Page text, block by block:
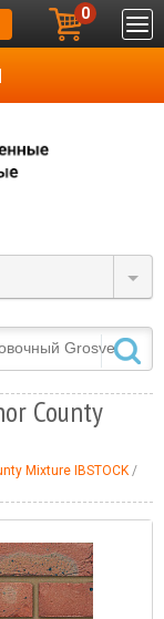
0
County
Mixture IBSTOCK